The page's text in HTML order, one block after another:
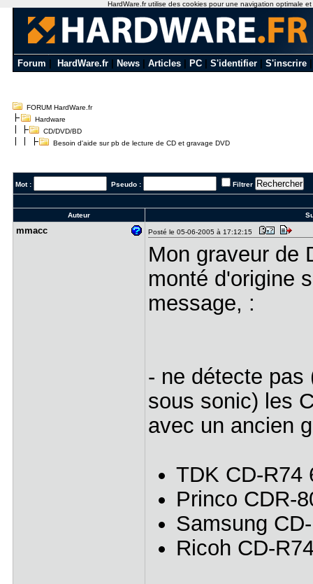
Forum HardWare.fr News Articles PC S'identifier S'inscrire
FORUM HardWare.fr
Hardware
CD/DVD/BD
Besoin d'aide sur pb de lecture de CD et gravage DVD
Mot : Pseudo : Filtrer
Auteur
mmacc Posté le 05-06-2005 à 17:12:15
Mon graveur de
monté d'origine
message, :
- ne détecte pas
sous sonic) les
avec un ancien
TDK CD-R74
Princo CDR-
Samsung
Ricoh CD-
HardWare.fr utilise des cookies pour une navigation optimale